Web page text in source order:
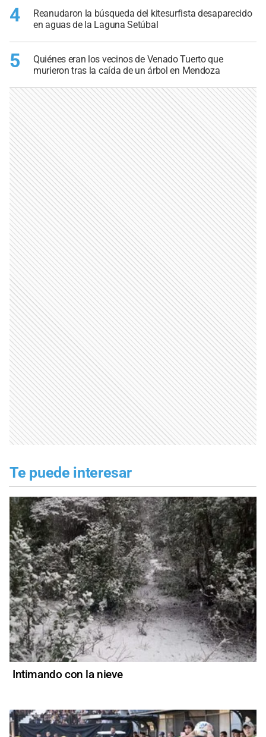
4
Reanudaron la búsqueda del kitesurfista desaparecido
en aguas de la Laguna Setúbal
5
Quiénes eran los vecinos de Venado Tuerto que
murieron tras la caída de un árbol en Mendoza
Te puede interesar
Intimando con la nieve